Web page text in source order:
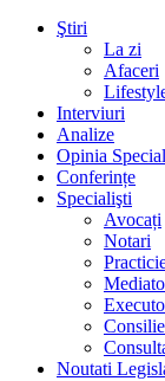
Ştiri
La zi
Afaceri
Interviuri
Analize
Opinia
Conferințe
Specialişti
Avocați
Notari
Noutati